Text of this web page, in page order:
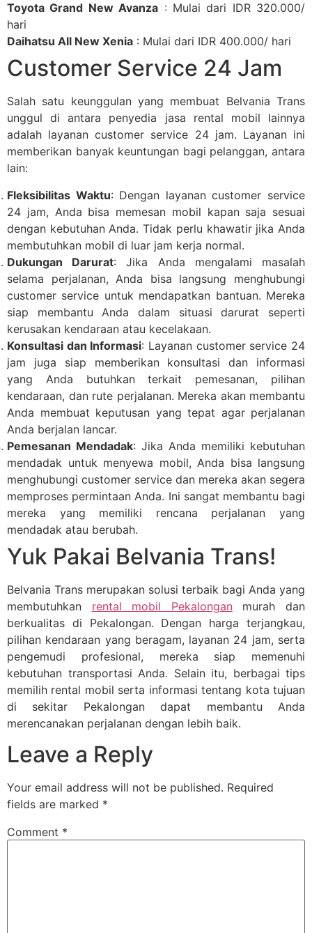
Toyota Grand New Avanza : Mulai dari IDR 320.000/
hari
Daihatsu All New Xenia : Mulai dari IDR 400.000/ hari
Customer Service 24 Jam
Salah satu keunggulan yang membuat Belvania Trans
unggul di antara penyedia jasa rental mobil lainnya
adalah layanan customer service 24 jam. Layanan ini
memberikan banyak keuntungan bagi pelanggan, antara
lain:
Fleksibilitas Waktu: Dengan layanan customer service
24 jam, Anda bisa memesan mobil kapan saja sesuai
dengan kebutuhan Anda. Tidak perlu khawatir jika Anda
membutuhkan mobil di luar jam kerja normal.
Dukungan Darurat: Jika Anda mengalami masalah
selama perjalanan, Anda bisa langsung menghubungi
customer service untuk mendapatkan bantuan. Mereka
siap membantu Anda dalam situasi darurat seperti
kerusakan kendaraan atau kecelakaan.
Konsultasi dan Informasi: Layanan customer service 24
jam juga siap memberikan konsultasi dan informasi
yang Anda butuhkan terkait pemesanan, pilihan
kendaraan, dan rute perjalanan. Mereka akan membantu
Anda membuat keputusan yang tepat agar perjalanan
Anda berjalan lancar.
Pemesanan Mendadak: Jika Anda memiliki kebutuhan
mendadak untuk menyewa mobil, Anda bisa langsung
menghubungi customer service dan mereka akan segera
memproses permintaan Anda. Ini sangat membantu bagi
mereka yang memiliki rencana perjalanan yang
mendadak atau berubah.
Yuk Pakai Belvania Trans!
Belvania Trans merupakan solusi terbaik bagi Anda yang
membutuhkan rental mobil Pekalonganmurah dan
berkualitas di Pekalongan. Dengan harga terjangkau,
pilihan kendaraan yang beragam, layanan 24 jam, serta
pengemudi profesional, mereka siap memenuhi
kebutuhan transportasi Anda. Selain itu, berbagai tips
memilih rental mobil serta informasi tentang kota tujuan
di sekitar Pekalongan dapat membantu Anda
merencanakan perjalanan dengan lebih baik.
Leave a Reply
Your email address will not be published. Required
fields are marked *
Comment *